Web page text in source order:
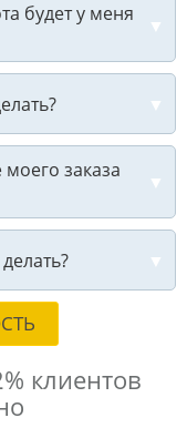
будет у меня
моего заказа
клиентов